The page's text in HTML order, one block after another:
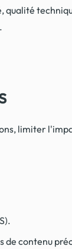
qualité
limiter
de contenu